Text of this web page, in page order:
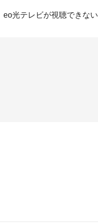
eo光テレビが視聴できない